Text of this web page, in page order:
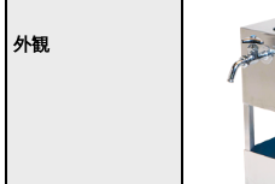
外観